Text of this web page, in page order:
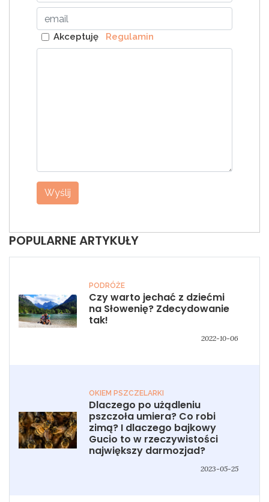
Akceptuję Regulamin
Wyślij
POPULARNE ARTYKUŁY
PODRÓŻE
Czy warto jechać z dziećmi
na Słowenię? Zdecydowanie
tak!
2022-10-06
OKIEM PSZCZELARKI
Dlaczego po użądleniu
pszczoła umiera? Co robi
zimą? I dlaczego bajkowy
Gucio to w rzeczywistości
największy darmozjad?
2023-05-25